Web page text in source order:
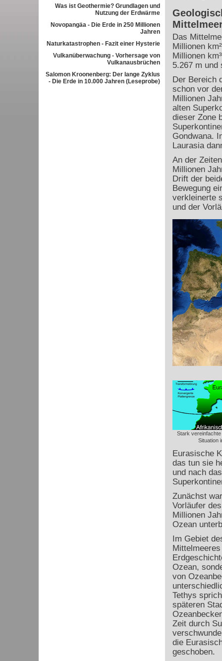
Was ist Geothermie? Grundlagen und
Nutzung der Erdwärme
Novopangäa - Die Erde in 250 Millionen
Jahren
Naturkatastrophen - Fazit einer Hysterie
Vulkanüberwachung - Vorhersage von
Vulkanausbrüchen
Salomon Kroonenberg: Der lange Zyklus
- Die Erde in 10.000 Jahren (Leseprobe)
Das
Millionen
Millionen
5.267 m und
Der Bereich
schon vor
Millionen
alten
dieser Zone
Gondwana.
Laurasia
An der
Millionen
Drift der
Bewegung
verkleinerte
und der
Stark
Situation
Eurasische
das tun sie
und nach
Zunächst
Vorläufer
Millionen
Ozean
Im Gebiet
Ozean,
von
Tethys
späteren
Zeit durch
die
geschoben.